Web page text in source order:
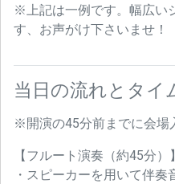
※上記は一例です。幅広い
す、お声がけ下さいませ！
当日の流れとタイ
※開演の45分前までに会場
【フルート演奏（約45分）】
・スピーカーを用いて伴